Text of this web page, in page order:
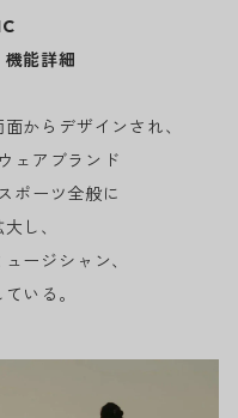
能詳細
からデザインされ、
ェアブランド
ポーツ全般に
し、
ージシャン、
いる。